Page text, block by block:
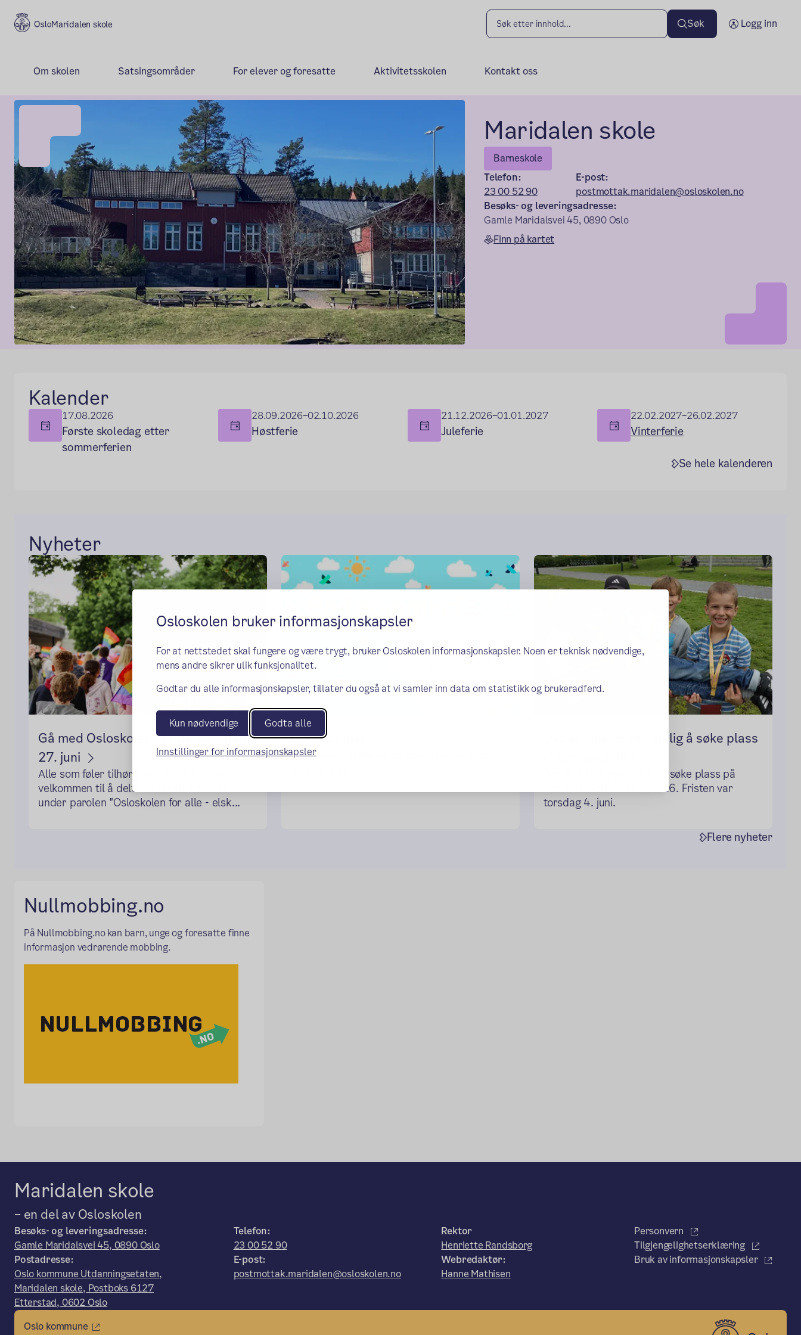
Osloskolen bruker informasjonskapsler
For at nettstedet skal fungere og være trygt, bruker Osloskolen informasjonskapsler. Noen er teknisk nødvendige,
mens andre sikrer ulik funksjonalitet.
Godtar du alle informasjonskapsler, tillater du også at vi samler inn data om statistikk og brukeradferd.
Kun nødvendige Godta alle
Innstillinger for informasjonskapsler
Maridalen skole Søk Logg inn
Om skolen Satsingsområder For elever og foresatte Aktivitetsskolen Kontakt oss
Maridalen skole
Barneskole
Telefon:
23 00 52 90
E-post:
postmottak.maridalen@osloskolen.no
Besøks- og leveringsadresse:
Gamle Maridalsvei 45, 0890 Oslo
Finn på kartet
Kalender
17.08.2026
Første skoledag etter
sommerferien
28.09.2026–02.10.2026
Høstferie
21.12.2026–01.01.2027
Juleferie
22.02.2027–26.02.2027
Vinterferie
Se hele kalenderen
Nyheter
Gå med Osloskolen i Pride-paraden
27. juni
Alle som føler tilhørighet til Osloskolen er
velkommen til å delta sammen med oss
under parolen "Osloskolen for alle - elsk...
God sommer!
Vi ønsker alle elever og foresatte en riktig
Det er ikke lenger mulig å søke plass
Det er ikke lenger mulig å søke plass på
Sommerskolen Oslo i 2026. Fristen var
torsdag 4. juni.
Flere nyheter
Nullmobbing.no
På Nullmobbing.no kan barn, unge og foresatte finne
informasjon vedrørende mobbing.
Maridalen skole
– en del av Osloskolen
Besøks- og leveringsadresse:
Gamle Maridalsvei 45, 0890 Oslo
Postadresse:
Oslo kommune Utdanningsetaten,
Maridalen skole, Postboks 6127
Etterstad, 0602 Oslo
Telefon:
23 00 52 90
E-post:
postmottak.maridalen@osloskolen.no
Rektor
Henriette Randsborg
Webredaktør:
Hanne Mathisen
Personvern
Tilgjengelighetserklæring
Bruk av informasjonskapsler
Oslo kommune